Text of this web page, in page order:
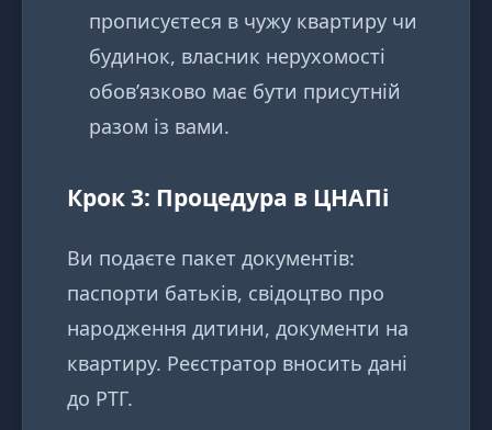
прописуєтеся в чужу квартиру чи
будинок, власник нерухомості
обов’язково має бути присутній
разом із вами.
Крок 3: Процедура в ЦНАПі
Ви подаєте пакет документів:
паспорти батьків, свідоцтво про
народження дитини, документи на
квартиру. Реєстратор вносить дані
до РТГ.